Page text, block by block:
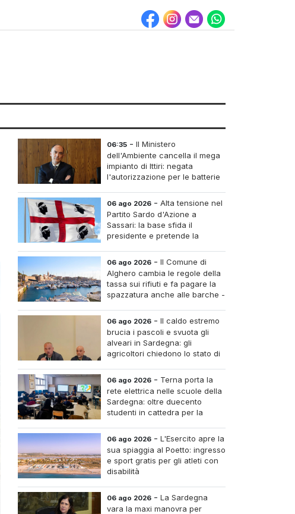
06:35 - Il Ministero
dell'Ambiente cancella il mega
impianto di Ittiri: negata
l'autorizzazione per le batterie
06 ago 2026 - Alta tensione nel
Partito Sardo d'Azione a
Sassari: la base sfida il
presidente e pretende la
straordinario
06 ago 2026 - Il Comune di
Alghero cambia le regole della
tassa sui rifiuti e fa pagare la
spazzatura anche alle barche -
06 ago 2026 - Il caldo estremo
brucia i pascoli e svuota gli
alveari in Sardegna: gli
agricoltori chiedono lo stato di
06 ago 2026 - Terna porta la
rete elettrica nelle scuole della
Sardegna: oltre duecento
studenti in cattedra per la
06 ago 2026 - L'Esercito apre la
sua spiaggia al Poetto: ingresso
e sport gratis per gli atleti con
disabilità
06 ago 2026 - La Sardegna
vara la maxi manovra per